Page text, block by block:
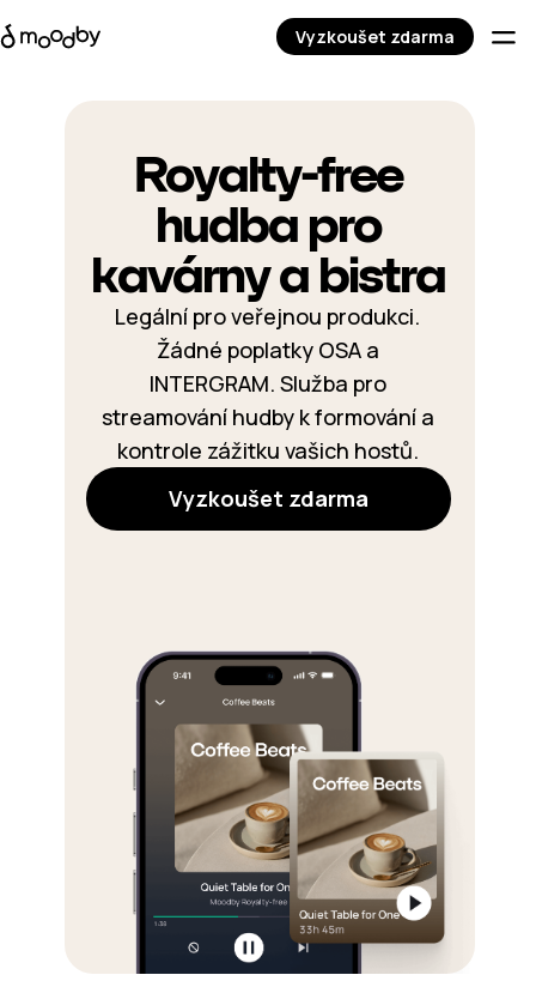
Royalty-free
hudba pro
kavárny a bistra
Legální pro veřejnou produkci.
Žádné poplatky OSA a
INTERGRAM. Služba pro
streamování hudby k formování a
kontrole zážitku vašich hostů.
Vyzkoušet zdarma
Vyzkoušet zdarma